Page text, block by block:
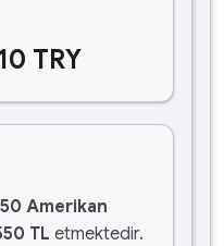
TRY
50 Amerikan
TL etmektedir.